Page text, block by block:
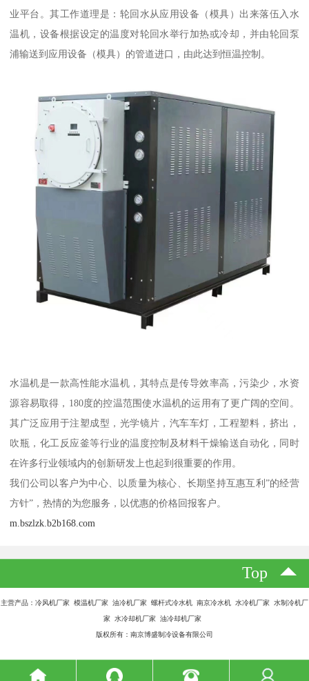
业平台。其工作道理是：轮回水从应用设备（模具）出来落伍入水
温机，设备根据设定的温度对轮回水举行加热或冷却，并由轮回泵
浦输送到应用设备（模具）的管道进口，由此达到恒温控制。
水温机是一款高性能水温机，其特点是传导效率高，污染少，水资
源容易取得，180度的控温范围使水温机的运用有了更广阔的空间。
其广泛应用于注塑成型，光学镜片，汽车车灯，工程塑料，挤出，
吹瓶，化工反应釜等行业的温度控制及材料干燥输送自动化，同时
在许多行业领域内的创新研发上也起到很重要的作用。
我们公司以客户为中心、以质量为核心、长期坚持互惠互利”的经营
方针”，热情的为您服务，以优惠的价格回报客户。
m.bszlzk.b2b168.com
Top
主营产品：冷风机厂家 模温机厂家 油冷机厂家 螺杆式冷水机 南京冷水机 水冷机厂家 水制冷机厂
家 水冷却机厂家 油冷却机厂家
版权所有：南京博盛制冷设备有限公司